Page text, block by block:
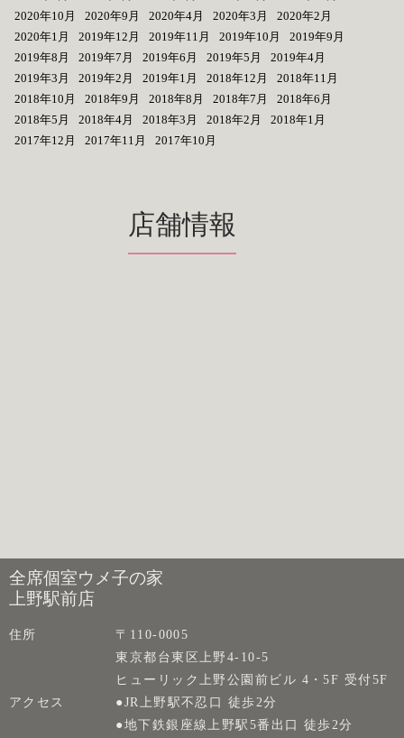
2020年10月
2020年9月 2020年4月 2020年3月
2020年2月
2020年1月
2019年12月 2019年11月 2019年10月
2019年9月
2019年8月
2019年7月 2019年6月 2019年5月
2019年4月
2019年3月
2019年2月 2019年1月 2018年12月
2018年11月
2018年10月
2018年9月 2018年8月 2018年7月
2018年6月
2018年5月
2018年4月 2018年3月 2018年2月
2018年1月
2017年12月
2017年11月 2017年10月
店舗情報
全席個室ウメ子の家
上野駅前店
住所
〒110-0005
東京都台東区上野4-10-5
ヒューリック上野公園前ビル 4・5F 受付5F
アクセス
●JR上野駅不忍口 徒歩2分
●地下鉄銀座線上野駅5番出口 徒歩2分